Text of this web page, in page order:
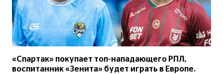
«Спартак» покупает топ-нападающего РПЛ,
воспитанник «Зенита» будет играть в Европе.